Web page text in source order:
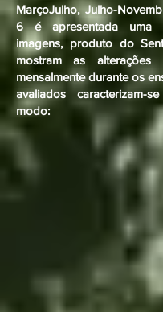
MarçoJulho, Julho-
6 é apresentada uma
imagens, produto do
mostram as alterações
mensalmente durante os
avaliados caracterizam-
modo: